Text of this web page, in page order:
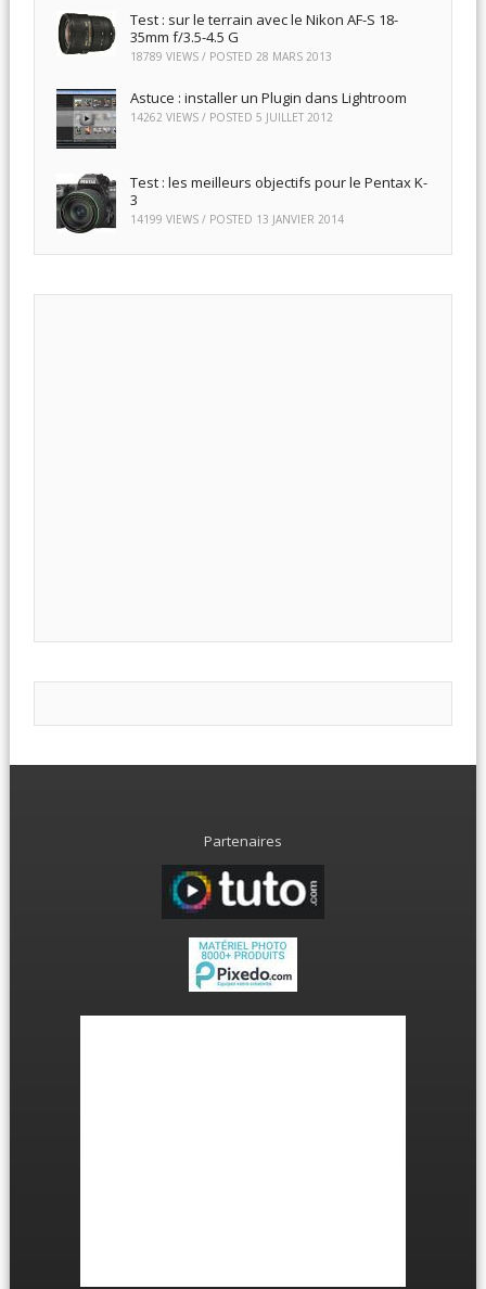
Test : sur le terrain avec le Nikon AF-S 18-
35mm f/3.5-4.5 G
18789 VIEWS / POSTED 28 MARS 2013
Astuce : installer un Plugin dans Lightroom
14262 VIEWS / POSTED 5 JUILLET 2012
Test : les meilleurs objectifs pour le Pentax K-
3
14199 VIEWS / POSTED 13 JANVIER 2014
Partenaires